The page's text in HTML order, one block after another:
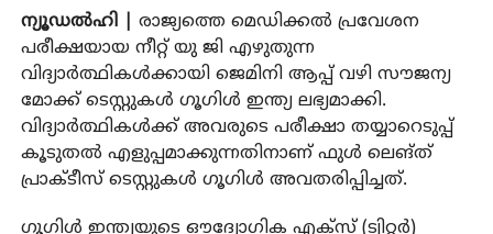
ന്യൂഡൽഹി |
രാജ്യത്തെ മെഡിക്കൽ പ്രവേശന
പരീക്ഷയായ നീറ്റ് യു ജി എഴുതുന്ന
വിദ്യാർത്ഥികൾക്കായി ജെമിനി ആപ്പ് വഴി സൗജന്യ
മോക്ക് ടെസ്റ്റുകൾ ഗൂഗിൾ ഇന്ത്യ ലഭ്യമാക്കി.
വിദ്യാർത്ഥികൾക്ക് അവരുടെ പരീക്ഷാ തയ്യാറെടുപ്പ്
കൂടുതൽ എളുപ്പമാക്കുന്നതിനാണ് ഫുൾ ലെങ്ത്
പ്രാക്ടീസ് ടെസ്റ്റുകൾ ഗൂഗിൾ അവതരിപ്പിച്ചത്.
ഗൂഗിൾ ഇന്ത്യയുടെ ഔദ്യോഗിക എക്സ് (ട്വിറ്റർ)